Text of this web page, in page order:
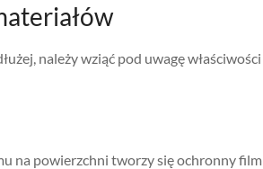
należy wziąć pod uwagę właściwości
na powierzchni tworzy się ochronny film